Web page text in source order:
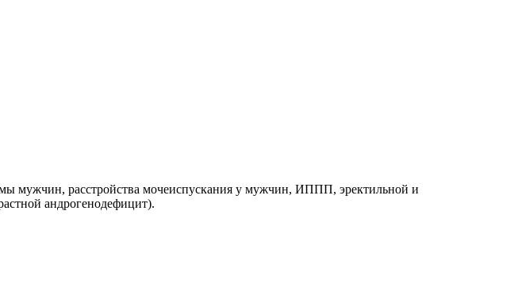
мужчин, расстройства мочеиспускания у мужчин, ИППП, эректильной и
андрогенодефицит).